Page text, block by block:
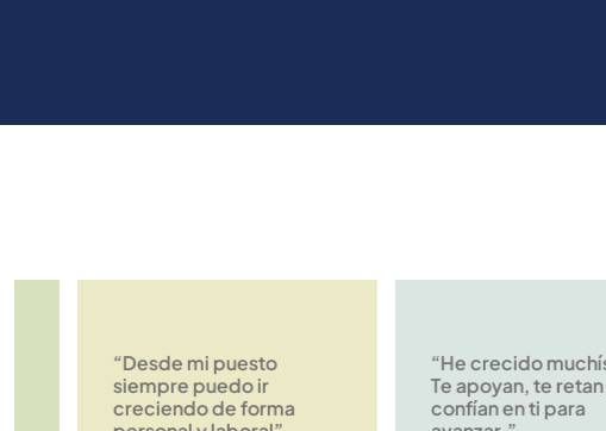
“Desde mi puesto
siempre puedo ir
creciendo de forma
“He crecido muchísimo.
Te apoyan, te retan y
confían en ti para